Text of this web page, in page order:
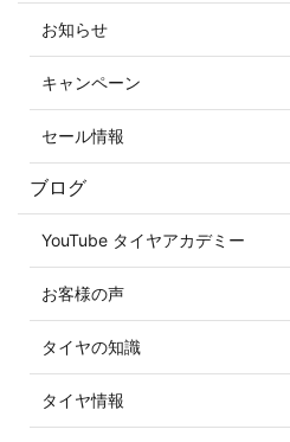
お知らせ
キャンペーン
セール情報
ブログ
YouTube タイヤアカデミー
お客様の声
タイヤの知識
タイヤ情報